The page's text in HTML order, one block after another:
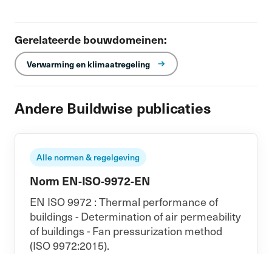
Gerelateerde bouwdomeinen:
Verwarming en klimaatregeling
Andere Buildwise publicaties
Alle normen & regelgeving
Norm EN-ISO-9972-EN
EN ISO 9972 : Thermal performance of
buildings - Determination of air permeability
of buildings - Fan pressurization method
(ISO 9972:2015).